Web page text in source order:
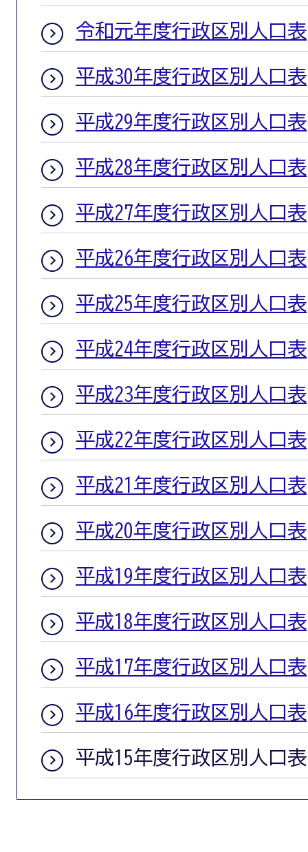
令和元年度行政区別人口表
平成30年度行政区別人口表
平成29年度行政区別人口表
平成28年度行政区別人口表
平成27年度行政区別人口表
平成26年度行政区別人口表
平成25年度行政区別人口表
平成24年度行政区別人口表
平成23年度行政区別人口表
平成22年度行政区別人口表
平成21年度行政区別人口表
平成20年度行政区別人口表
平成19年度行政区別人口表
平成18年度行政区別人口表
平成17年度行政区別人口表
平成16年度行政区別人口表
平成15年度行政区別人口表